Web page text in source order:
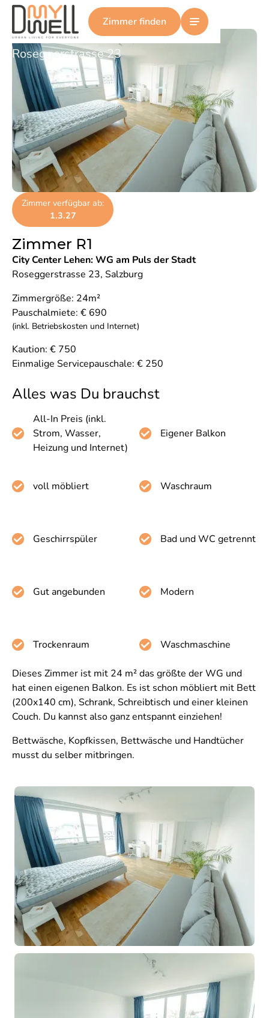
Zimmer finden
Zimmer R1
Roseggerstrasse 23
Zimmer verfügbar ab:
1.3.27
Zimmer R1
City Center Lehen:WG am Puls der Stadt
Roseggerstrasse 23, Salzburg
Zimmergröße: 24m²
Pauschalmiete: € 690
(inkl. Betriebskosten und Internet)
Kaution: € 750
Einmalige Servicepauschale: € 250
Alles was Du brauchst
All-In Preis (inkl.
Strom, Wasser,
Heizung und Internet)
Eigener Balkon
voll möbliert Waschraum
Geschirrspüler Bad und WC getrennt
Gut angebunden Modern
Trockenraum Waschmaschine
Dieses Zimmer ist mit 24 m² das größte der WG und
hat einen eigenen Balkon. Es ist schon möbliert mit Bett
(200x140 cm), Schrank, Schreibtisch und einer kleinen
Couch. Du kannst also ganz entspannt einziehen!
Bettwäsche, Kopfkissen, Bettwäsche und Handtücher
musst du selber mitbringen.